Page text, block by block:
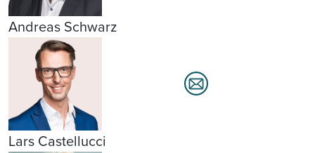
Andreas Schwarz
Lars Castellucci